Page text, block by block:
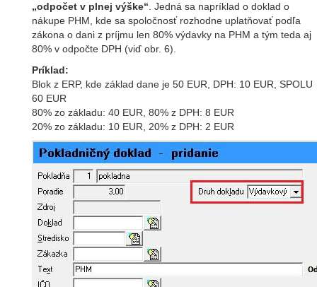
„odpočet v plnej výške“ . Jedná sa napríklad o doklad o
nákupe PHM, kde sa spoločnosť rozhodne uplatňovať podľa
zákona o dani z príjmu len 80% výdavky na PHM a tým teda aj
80% v odpočte DPH (viď obr. 6).
Príklad:
Blok z ERP, kde základ dane je 50 EUR, DPH: 10 EUR, SPOLU
60 EUR
80% zo základu: 40 EUR, 80% z DPH: 8 EUR
20% zo základu: 10 EUR, 20% z DPH: 2 EUR